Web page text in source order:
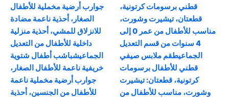
جوارب أرضية مخملية للأطفال
الصغار، أحذية ناعمة مضادة
للانزلاق للمشي، أحذية منزلية
داخلية للأطفال من التعديل
الجماعيشباشب أطفال شتوية
خريفية ناعمة للأطفال الصغار،
جوارب أرضية مخملية ناعمة
للأطفال من الجنسين، أحذية
قطني برسومات كرتونية،
قطعتان، تيشيرت وشورت،
مناسب للأطفال من عمر 0 ​​إلى
4 سنوات من قسم التعديل
الجماعيطقم ملابس صيفي
قطني للأطفال برسومات
كرتونية، قطعتان: تيشيرت
وشورت، مناسب للأطفال من